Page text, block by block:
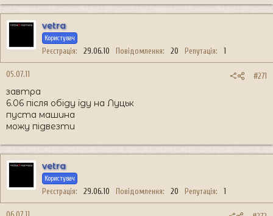
vetra
Користувач
Реєстрація 29.06.10 Повідомлення 20 Репутація 1
05.07.11 #271
завтра
6.06 після обіду їду на Луцьк
пуста машина
можу підвезти
vetra
Користувач
Реєстрація 29.06.10 Повідомлення 20 Репутація 1